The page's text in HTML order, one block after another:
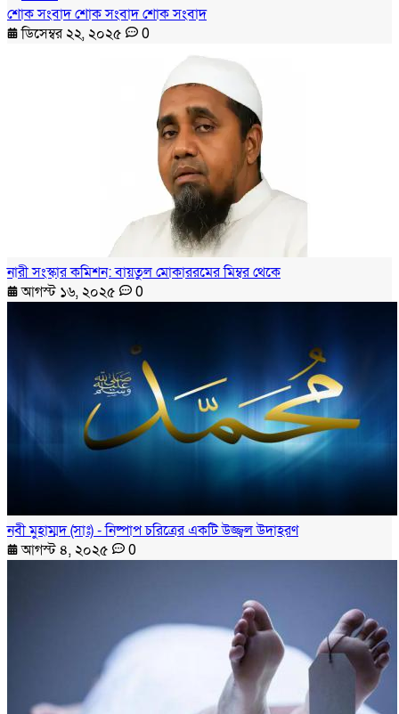
শোক সংবাদ শোক সংবাদ শোক সংবাদ
ডিসেম্বর ২২, ২০২৫
0
নারী সংস্কার কমিশন: বায়তুল মোকাররমের মিম্বর থেকে
আগস্ট ১৬, ২০২৫
0
নবী মুহাম্মদ (সাঃ) - নিষ্পাপ চরিত্রের একটি উজ্জ্বল উদাহরণ
আগস্ট ৪, ২০২৫
0